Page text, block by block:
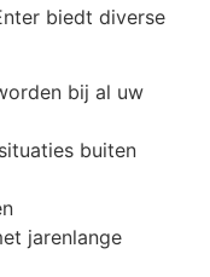
biedt diverse
bij al uw
buiten
jarenlange